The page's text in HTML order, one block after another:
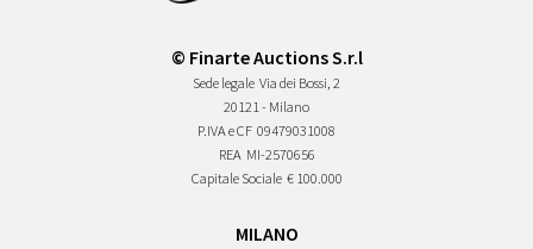
© Finarte Auctions S.r.l
Sede legale Via dei Bossi, 2
20121 - Milano
P.IVA e CF 09479031008
REA MI-2570656
Capitale Sociale € 100.000
MILANO